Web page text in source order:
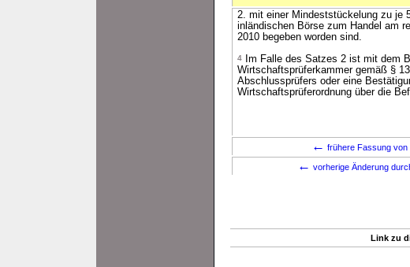
2. mit einer Mindeststückelung zu je
inländischen Börse zum Handel am
2010 begeben worden sind.
4
Im Falle des Satzes 2 ist mit dem
Wirtschaftsprüferkammer gemäß §
Abschlussprüfers oder eine
Wirtschaftsprüferordnung über die
← frühere Fassung von
← vorherige Änderung
Link zu